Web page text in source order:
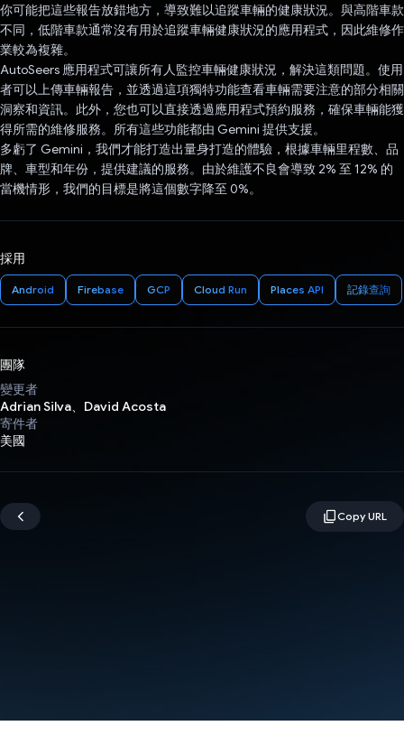
你可能把這些報告放錯地方，導致難以追蹤車輛的健康狀況。與高階車款
不同，低階車款通常沒有用於追蹤車輛健康狀況的應用程式，因此維修作
業較為複雜。
AutoSeers 應用程式可讓所有人監控車輛健康狀況，解決這類問題。使用
者可以上傳車輛報告，並透過這項獨特功能查看車輛需要注意的部分相關
洞察和資訊。此外，您也可以直接透過應用程式預約服務，確保車輛能獲
得所需的維修服務。所有這些功能都由 Gemini 提供支援。
多虧了 Gemini，我們才能打造出量身打造的體驗，根據車輛里程數、品
牌、車型和年份，提供建議的服務。由於維護不良會導致 2% 至 12% 的
當機情形，我們的目標是將這個數字降至 0%。
採用
Android Firebase GCP Cloud Run Places API 記錄查詢
團隊
變更者
Adrian Silva、David Acosta
寄件者
美國